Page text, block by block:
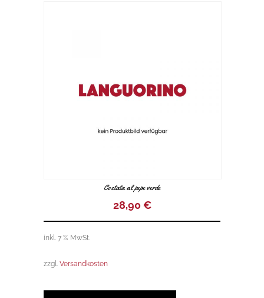
Costata al pepe verde
28,90€
inkl. 7 % MwSt.
zzgl. Versandkosten